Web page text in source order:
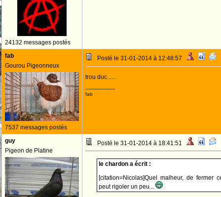
24132 messages postés
fab
Gourou Pigeonneux
7537 messages postés
Posté le 31-01-2014 à 12:48:57
trou duc......
--------------------
fab
guy
Pigeon de Platine
Posté le 31-01-2014 à 18:41:51
le chardon a écrit :
[citation=Nicolas]Quel malheur, de fermer
peut rigoler un peu...